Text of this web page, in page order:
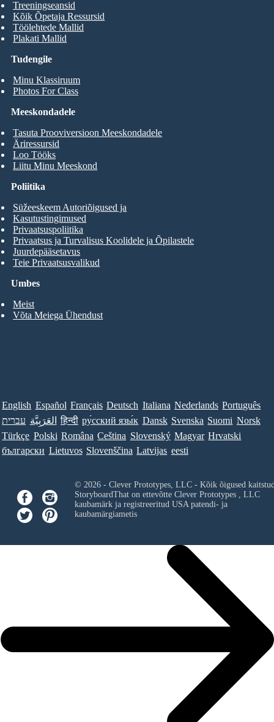
Tudengile
Minu Klassiruum
Photos For Class
Treeningseansid
Kõik Õpetaja Ressursid
Töölehtede Mallid
Plakati Mallid
Meeskondadele
Tasuta Prooviversioon Meeskondadele
Äriressursid
Loo Tööks
Liitu Minu Meeskond
Umbes
Meist
Võta Meiega Ühendust
Poliitika
Süžeeskeem Autoriõigused ja
Kasutustingimused
Privaatsuspoliitika
Privaatsus ja Turvalisus Koolidele ja Õpilastele
Juurdepääsetavus
Teie Privaatsusvalikud
English Español Français Deutsch Italiana Nederlands Português
עברית العَرَبِيَّة हिन्दी ру́сский язы́к Dansk Svenska Suomi Norsk
Türkçe Polski Româna Ceština Slovenský Magyar Hrvatski
български Lietuvos Slovenščina Latvijas eesti
© 2026 - Clever Prototypes, LLC - Kõik õigused
StoryboardThat on ettevõtte Clever Prototypes , LLC
kaubamärk ja registreeritud USA patendi- ja
kaubamärgiametis